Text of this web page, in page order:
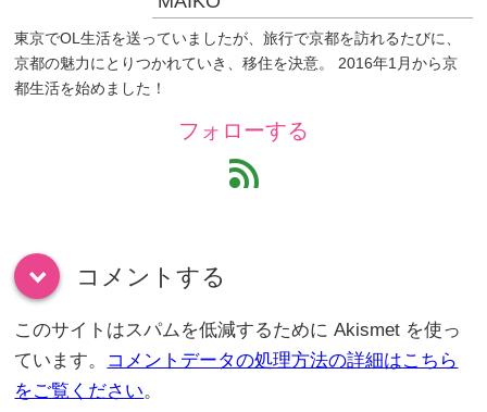
東京でOL生活を送っていましたが、旅行で京都を訪れるたびに、
京都の魅力にとりつかれていき、移住を決意。 2016年1月から京
都生活を始めました！
フォローする
feed
down コメントする
このサイトはスパムを低減するために Akismet を使っ
ています。 コメントデータの処理方法の詳細はこちら
をご覧ください。